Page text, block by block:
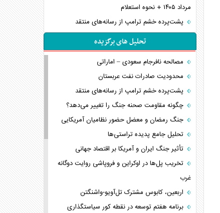
مرداد ۱۴۰۵ + نحوه استعلام
پشت‌پرده خشم ترامپ از رسانه‌های منتقد
تحلیل های برگزیده
مصالحه نافرجام سعودی – اماراتی
محدودیت صادرات نفت عربستان
پشت‌پرده خشم ترامپ از رسانه‌های منتقد
چگونه مقاومت صحنه جنگ را تغییر می‌دهد؟
جنگ رمضان و معضل حضور نظامیان آمریکایی
تحلیل جامع پدیده تراستی‌ها
تأثیر جنگ ایران و آمریکا بر اقتصاد جهانی
تخریب پل‌ها در اوکراین و فروپاشی روایت دوگانه
غرب
اربعین، کابوس مشترک تل‌آویو-واشنگتن
برنامه هفتم توسعه در نقطه کور سیاستگذاری